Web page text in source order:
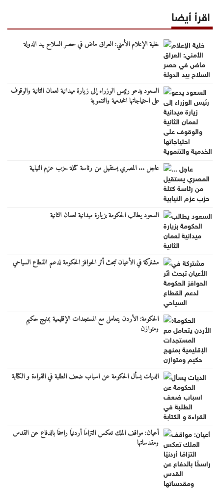
اقرأ أيضا
خلية الإعلام الأمني: العراق ماض في حصر السلاح بيد الدولة
السعود يدعو رئيس الوزراء إلى زيارة ميدانية لعمان الثانية والوقوف
على احتياجاتها الخدمية والتنموية
عاجل ... المصري يستقيل من رئاسة كتلة حزب عزم النيابية
السعود يطالب الحكومة بزيارة ميدانية لعمان الثانية
مشتركة في الأعيان تبحث أثر الحوافز الحكومة لدعم القطاع السياحي
الحكومة: الأردن يتعامل مع المستجدات الإقليمية بمنهج حكيم
ومتوازن
الديات يسأل الحكومة عن اسباب ضعف الطلبة في القراءة و الكتابة
أعيان: مواقف الملك تعكس التزامًا أردنيًا راسخًا بالدفاع عن القدس
ومقدساتها